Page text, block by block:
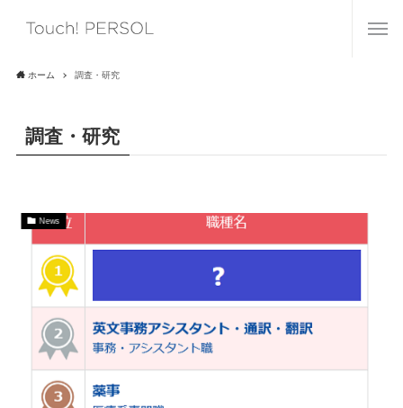
ホーム 調査・研究
調査・研究
News